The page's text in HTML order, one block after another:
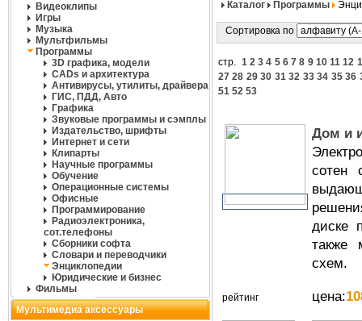
Видеоклипы
Игры
Музыка
Мультфильмы
Программы
3D графика, модели
CADs и архитектура
Антивирусы, утилиты, драйвера
ГИС, ПДД, Авто
Графика
Звуковые программы и сэмплы
Издательство, шрифты
Интернет и сети
Клипарты
Научные программы
Обучение
Операционные системы
Офисные
Программирование
Радиоэлектроника,
сот.телефоны
Сборники софта
Словари и переводчики
Энциклопедии
Юридические и бизнес
Фильмы
Мультимедиа аксессуары
Каталог Программы
Сортировка по
стр. 1 2 3 4 5 6 7 8 9 10 11 12
27 28 29 30 31 32 33 34 35 36
51 52 53
Дом и
сотен
диске
также
схем.
рейтинг цена: